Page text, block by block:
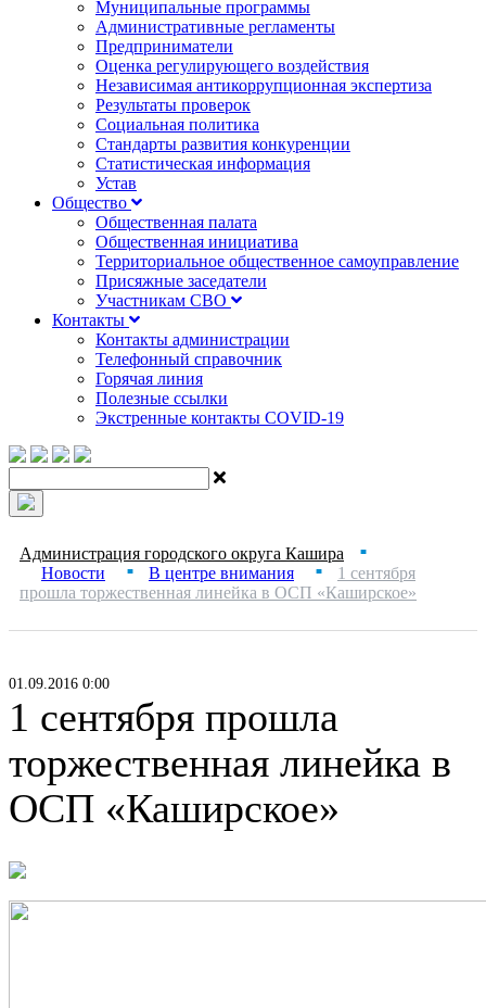
Муниципальные программы
Административные регламенты
Предприниматели
Оценка регулирующего воздействия
Независимая антикоррупционная экспертиза
Результаты проверок
Социальная политика
Стандарты развития конкуренции
Статистическая информация
Устав
Общество
Общественная палата
Общественная инициатива
Территориальное общественное самоуправление
Присяжные заседатели
Участникам СВО
Контакты
Контакты администрации
Телефонный справочник
Горячая линия
Полезные ссылки
Экстренные контакты COVID-19
Администрация городского округа Кашира ■
Новости ■ В центре внимания ■
1 сентября
прошла торжественная линейка в ОСП «Каширское»
01.09.2016 0:00
1 сентября прошла
торжественная линейка в
ОСП «Каширское»